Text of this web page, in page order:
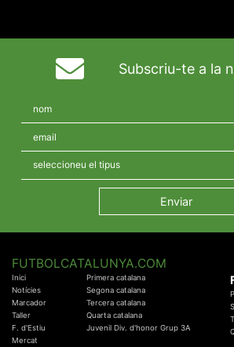
Subscriu-te a la
FUTBOLCATALUNYA.COM
Inici
Notícies
Marcador
Taller
F. d'Estiu
Mercat
Primera catalana
Segona catalana
Tercera catalana
Quarta catalana
Juvenil Div. d'honor Grup 3A